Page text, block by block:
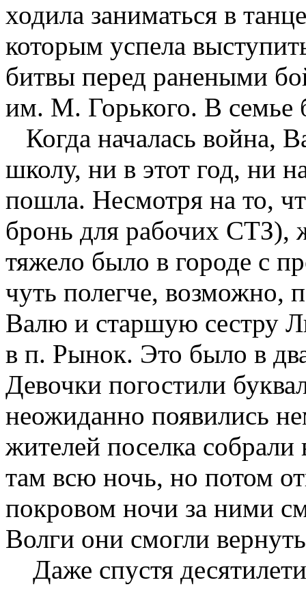
ходила заниматься в
которым успела
битвы перед ранеными
им. М. Горького. В семье
Когда началась война,
школу, ни в этот год, ни
пошла. Несмотря на то,
бронь для рабочих СТЗ),
тяжело было в городе с
чуть полегче, возможно,
Валю и старшую сестру
в п. Рынок. Это было в
Девочки погостили
неожиданно появились
жителей поселка
там всю ночь, но потом
покровом ночи за ними
Волги они смогли
Даже спустя